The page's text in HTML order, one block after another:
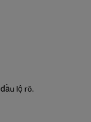
lộ rõ.